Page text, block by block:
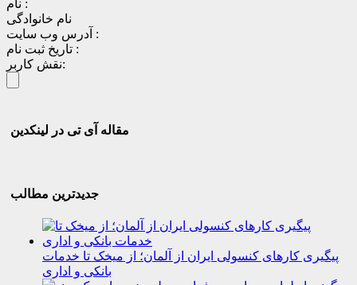
نام :
نام خانوادگی
آدرس وب سایت :
تاریخ ثبت نام :
نقش کاربر:
مقاله آی تی در لینکدین
جدیدترین مطالب
پیگیری کارهای کنسولی ایران از آلمان؛ از میخک تا خدمات
بانکی و اداری